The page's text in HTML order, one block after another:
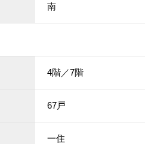
南
4階／7階
67戸
一住